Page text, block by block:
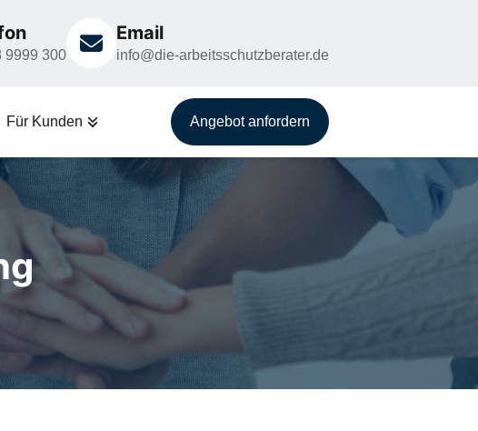
9999 300
Email
info@die-arbeitsschutzberater.de
Für Kunden Angebot anfordern